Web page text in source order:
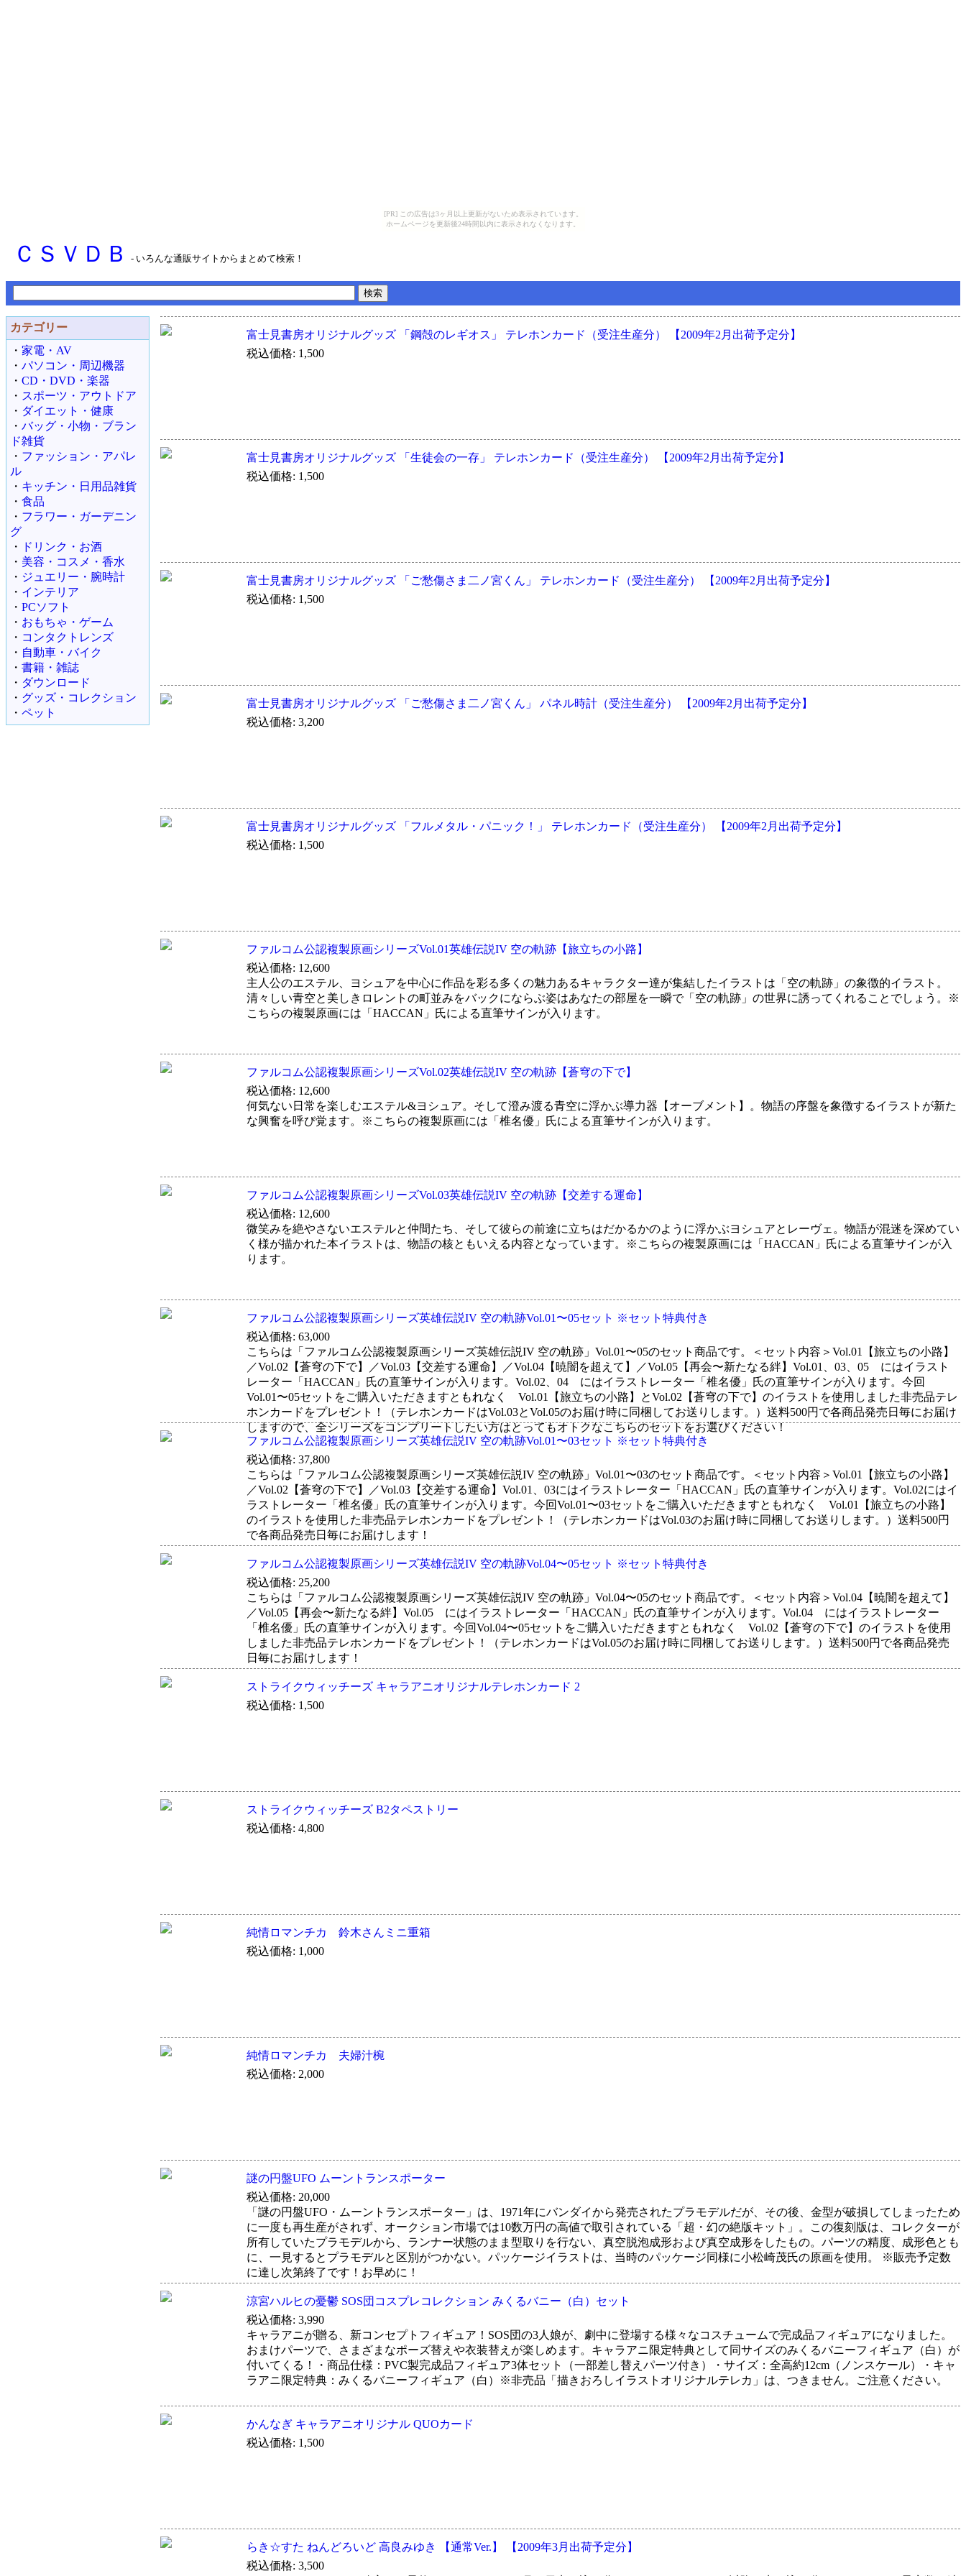
[PR] この広告は3ヶ月以上更新がないため表示されています。
ホームページを更新後24時間以内に表示されなくなります。
ＣＳＶＤＢ - いろんな通販サイトからまとめて検索！
カテゴリー
・ 家電・AV
・ パソコン・周辺機器
・ CD・DVD・楽器
・ スポーツ・アウトドア
・ ダイエット・健康
・ バッグ・小物・ブラン
ド雑貨
・ ファッション・アパレ
ル
・ キッチン・日用品雑貨
・ 食品
・ フラワー・ガーデニン
グ
・
ドリンク・お酒
・ 美容・コスメ・香水
・ ジュエリー・腕時計
・ インテリア
・ PCソフト
・ おもちゃ・ゲーム
・ コンタクトレンズ
・ 自動車・バイク
・ 書籍・雑誌
・ ダウンロード
・ グッズ・コレクション
・ ペット
富士見書房オリジナルグッズ 「鋼殻のレギオス」 テレホンカード（受注生産分） 【2009年2月出荷予定分】
税込価格: 1,500
富士見書房オリジナルグッズ 「生徒会の一存」 テレホンカード（受注生産分） 【2009年2月出荷予定分】
税込価格: 1,500
富士見書房オリジナルグッズ 「ご愁傷さま二ノ宮くん」 テレホンカード（受注生産分） 【2009年2月出荷予定分】
税込価格: 1,500
富士見書房オリジナルグッズ 「ご愁傷さま二ノ宮くん」 パネル時計（受注生産分） 【2009年2月出荷予定分】
税込価格: 3,200
富士見書房オリジナルグッズ 「フルメタル・パニック！」 テレホンカード（受注生産分） 【2009年2月出荷予定分】
税込価格: 1,500
ファルコム公認複製原画シリーズVol.01英雄伝説IV 空の軌跡【旅立ちの小路】
税込価格: 12,600
主人公のエステル、ヨシュアを中心に作品を彩る多くの魅力あるキャラクター達が集結したイラストは「空の軌跡」の象徴的イラスト。
清々しい青空と美しきロレントの町並みをバックにならぶ姿はあなたの部屋を一瞬で「空の軌跡」の世界に誘ってくれることでしょう。※
こちらの複製原画には「HACCAN」氏による直筆サインが入ります。
ファルコム公認複製原画シリーズVol.02英雄伝説IV 空の軌跡【蒼穹の下で】
税込価格: 12,600
何気ない日常を楽しむエステル&ヨシュア。そして澄み渡る青空に浮かぶ導力器【オーブメント】。物語の序盤を象徴するイラストが新た
な興奮を呼び覚ます。※こちらの複製原画には「椎名優」氏による直筆サインが入ります。
ファルコム公認複製原画シリーズVol.03英雄伝説IV 空の軌跡【交差する運命】
税込価格: 12,600
微笑みを絶やさないエステルと仲間たち、そして彼らの前途に立ちはだかるかのように浮かぶヨシュアとレーヴェ。物語が混迷を深めてい
く様が描かれた本イラストは、物語の核ともいえる内容となっています。※こちらの複製原画には「HACCAN」氏による直筆サインが入
ります。
ファルコム公認複製原画シリーズ英雄伝説IV 空の軌跡Vol.01〜05セット ※セット特典付き
税込価格: 63,000
こちらは「ファルコム公認複製原画シリーズ英雄伝説IV 空の軌跡」Vol.01〜05のセット商品です。＜セット内容＞Vol.01【旅立ちの小路】
／Vol.02【蒼穹の下で】／Vol.03【交差する運命】／Vol.04【暁闇を超えて】／Vol.05【再会〜新たなる絆】Vol.01、03、05 にはイラスト
レーター「HACCAN」氏の直筆サインが入ります。Vol.02、04 にはイラストレーター「椎名優」氏の直筆サインが入ります。今回
Vol.01〜05セットをご購入いただきますともれなく Vol.01【旅立ちの小路】とVol.02【蒼穹の下で】のイラストを使用しました非売品テレ
ホンカードをプレゼント！（テレホンカードはVol.03とVol.05のお届け時に同梱してお送りします。）送料500円で各商品発売日毎にお届け
しますので、全シリーズをコンプリートしたい方はとってもオトクなこちらのセットをお選びください！
ファルコム公認複製原画シリーズ英雄伝説IV 空の軌跡Vol.01〜03セット ※セット特典付き
税込価格: 37,800
こちらは「ファルコム公認複製原画シリーズ英雄伝説IV 空の軌跡」Vol.01〜03のセット商品です。＜セット内容＞Vol.01【旅立ちの小路】
／Vol.02【蒼穹の下で】／Vol.03【交差する運命】Vol.01、03にはイラストレーター「HACCAN」氏の直筆サインが入ります。Vol.02にはイ
ラストレーター「椎名優」氏の直筆サインが入ります。今回Vol.01〜03セットをご購入いただきますともれなく Vol.01【旅立ちの小路】
のイラストを使用した非売品テレホンカードをプレゼント！（テレホンカードはVol.03のお届け時に同梱してお送りします。）送料500円
で各商品発売日毎にお届けします！
ファルコム公認複製原画シリーズ英雄伝説IV 空の軌跡Vol.04〜05セット ※セット特典付き
税込価格: 25,200
こちらは「ファルコム公認複製原画シリーズ英雄伝説IV 空の軌跡」Vol.04〜05のセット商品です。＜セット内容＞Vol.04【暁闇を超えて】
／Vol.05【再会〜新たなる絆】Vol.05 にはイラストレーター「HACCAN」氏の直筆サインが入ります。Vol.04 にはイラストレーター
「椎名優」氏の直筆サインが入ります。今回Vol.04〜05セットをご購入いただきますともれなく Vol.02【蒼穹の下で】のイラストを使用
しました非売品テレホンカードをプレゼント！（テレホンカードはVol.05のお届け時に同梱してお送りします。）送料500円で各商品発売
日毎にお届けします！
ストライクウィッチーズ キャラアニオリジナルテレホンカード 2
税込価格: 1,500
ストライクウィッチーズ B2タペストリー
税込価格: 4,800
純情ロマンチカ 鈴木さんミニ重箱
税込価格: 1,000
純情ロマンチカ 夫婦汁椀
税込価格: 2,000
謎の円盤UFO ムーントランスポーター
税込価格: 20,000
「謎の円盤UFO・ムーントランスポーター」は、1971年にバンダイから発売されたプラモデルだが、その後、金型が破損してしまったため
に一度も再生産がされず、オークション市場では10数万円の高値で取引されている「超・幻の絶版キット」。この復刻版は、コレクターが
所有していたプラモデルから、ランナー状態のまま型取りを行ない、真空脱泡成形および真空成形をしたもの。パーツの精度、成形色とも
に、一見するとプラモデルと区別がつかない。パッケージイラストは、当時のパッケージ同様に小松崎茂氏の原画を使用。 ※販売予定数
に達し次第終了です！お早めに！
涼宮ハルヒの憂鬱 SOS団コスプレコレクション みくるバニー（白）セット
税込価格: 3,990
キャラアニが贈る、新コンセプトフィギュア！SOS団の3人娘が、劇中に登場する様々なコスチュームで完成品フィギュアになりました。
おまけパーツで、さまざまなポーズ替えや衣装替えが楽しめます。キャラアニ限定特典として同サイズのみくるバニーフィギュア（白）が
付いてくる！・商品仕様：PVC製完成品フィギュア3体セット（一部差し替えパーツ付き）・サイズ：全高約12cm（ノンスケール）・キャ
ラアニ限定特典：みくるバニーフィギュア（白）※非売品「描きおろしイラストオリジナルテレカ」は、つきません。ご注意ください。
かんなぎ キャラアニオリジナル QUOカード
税込価格: 1,500
らき☆すた ねんどろいど 高良みゆき 【通常Ver.】 【2009年3月出荷予定分】
税込価格: 3,500